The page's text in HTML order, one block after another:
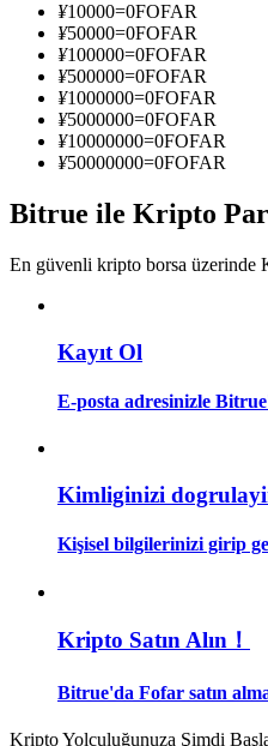
Kopya Tüccarı Olun
Kâr paylaşımı ve kopya
Ticaret bilgileri vb. dahil
¥10000=0FOFAR
¥50000=0FOFAR
¥100000=0FOFAR
¥500000=0FOFAR
¥1000000=0FOFAR
¥5000000=0FOFAR
¥10000000=0FOFAR
¥50000000=0FOFAR
Bitrue ile Kripto
En güvenli kripto borsa üzerinde
Kayıt Ol
E-posta adresinizle
Kimliginizi
Kişisel bilgilerinizi girip
Kripto Satın Alın！
Bitrue'da Fofar satın
Kripto Yolculuğunuza Şimdi